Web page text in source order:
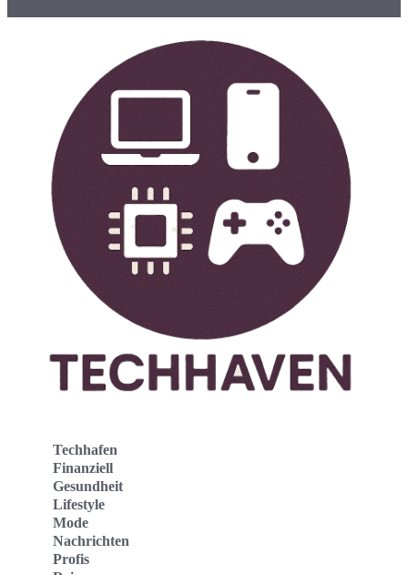
Techhafen
Finanziell
Gesundheit
Lifestyle
Mode
Nachrichten
Profis